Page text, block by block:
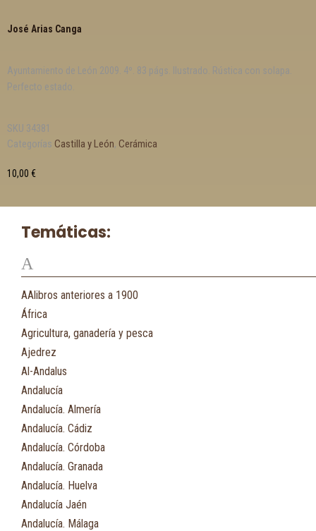
Temáticas:
A
AAlibros anteriores a 1900
África
Agricultura, ganadería y pesca
Ajedrez
Al-Andalus
Andalucía
Andalucía. Almería
Andalucía. Cádiz
Andalucía. Córdoba
Andalucía. Granada
Andalucía. Huelva
Andalucía Jaén
Andalucía. Málaga
José Arias Canga
Ayuntamiento de León 2009. 4º. 83 págs. Ilustrado. Rústica con solapa.
Perfecto estado.
SKU 34381
Categorías Castilla y León, Cerámica
10,00 €